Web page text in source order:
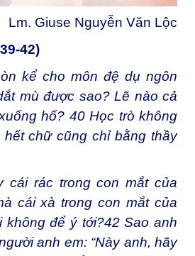
Lm. Giuse Nguyễn Văn Lộc
42)
kể cho môn đệ dụ ngôn
mù được sao? Lẽ nào cả
hố? 40Học trò không
chữ cũng chỉ bằng thầy
cái rác trong con mắt của
cái xà trong con mắt của
không để ý tới?42Sao anh
anh em: “Này anh, hãy